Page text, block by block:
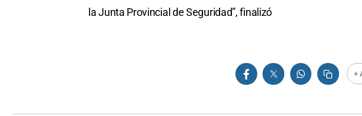
la Junta Provincial de Seguridad”, finalizó
+